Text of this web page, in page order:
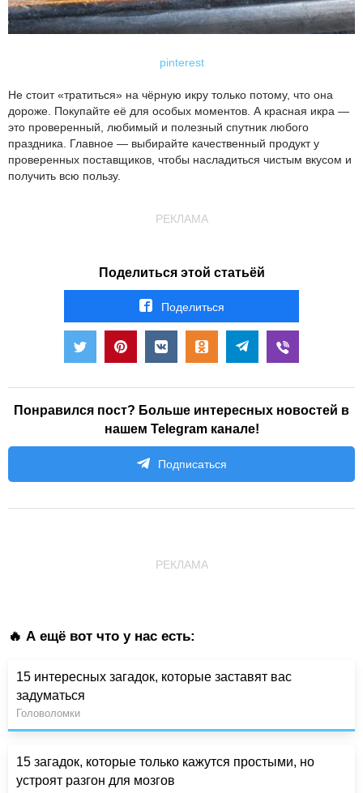
pinterest
Не стоит «тратиться» на чёрную икру только потому, что она
дороже. Покупайте её для особых моментов. А красная икра —
это проверенный, любимый и полезный спутник любого
праздника. Главное — выбирайте качественный продукт у
проверенных поставщиков, чтобы насладиться чистым вкусом и
получить всю пользу.
РЕКЛАМА
Поделиться этой статьёй
Поделиться
Понравился пост? Больше интересных новостей в
нашем Telegram канале!
Подписаться
РЕКЛАМА
🔥 А ещё вот что у нас есть:
15 интересных загадок, которые заставят вас
задуматься
Головоломки
15 загадок, которые только кажутся простыми, но
устроят разгон для мозгов